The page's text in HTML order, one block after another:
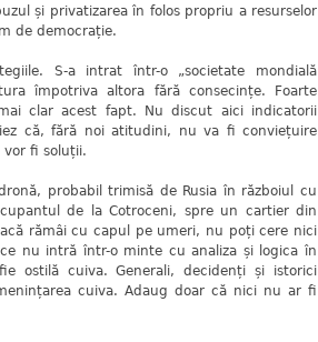
și privatizarea în folos propriu a resurselor
de democrație.
S-a intrat într-o „societate mondială
împotriva altora fără consecințe. Foarte
clar acest fapt. Nu discut aici indicatorii
că, fără noi atitudini, nu va fi conviețuire
vor fi soluții.
probabil trimisă de Rusia în războiul cu
de la Cotroceni, spre un cartier din
rămâi cu capul pe umeri, nu poți cere nici
nu intră într-o minte cu analiza și logica în
ostilă cuiva. Generali, decidenți și istorici
cuiva. Adaug doar că nici nu ar fi